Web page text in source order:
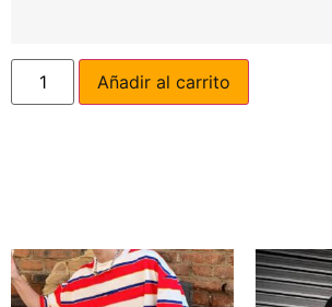
Añadir al carrito